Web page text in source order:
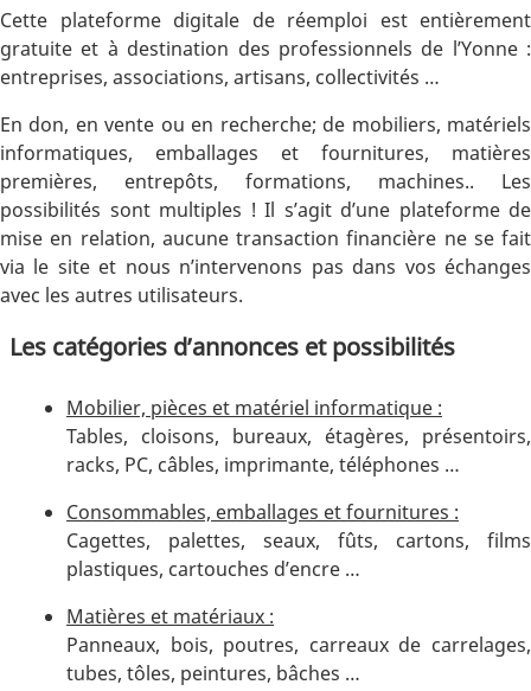
Cette plateforme digitale de réemploi est entièrement
gratuite et à destination des professionnels de l’Yonne :
entreprises, associations, artisans, collectivités …
En don, en vente ou en recherche; de mobiliers, matériels
informatiques, emballages et fournitures, matières
premières, entrepôts, formations, machines.. Les
possibilités sont multiples ! Il s’agit d’une plateforme de
mise en relation, aucune transaction financière ne se fait
via le site et nous n’intervenons pas dans vos échanges
avec les autres utilisateurs.
Les catégories d’annonces et possibilités
Mobilier, pièces et matériel informatique :
Tables, cloisons, bureaux, étagères, présentoirs,
racks, PC, câbles, imprimante, téléphones …
Consommables, emballages et fournitures :
Cagettes, palettes, seaux, fûts, cartons, films
plastiques, cartouches d’encre …
Matières et matériaux :
Panneaux, bois, poutres, carreaux de carrelages,
tubes, tôles, peintures, bâches …